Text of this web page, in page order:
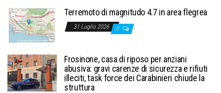
Terremoto di magnitudo 4.7 in area flegrea
31 Luglio 2026 0
Frosinone, casa di riposo per anziani
abusiva: gravi carenze di sicurezza e rifiuti
illeciti, task force dei Carabinieri chiude la
struttura